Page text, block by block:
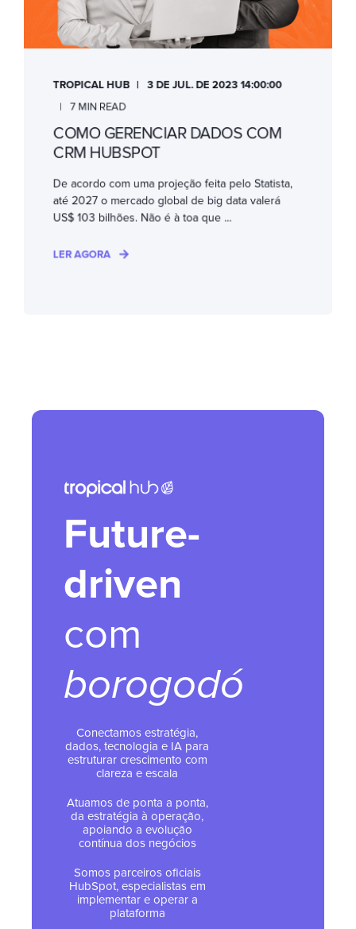
TROPICAL HUB
3 DE JUL. DE 2023 14:00:00
7 MIN READ
COMO GERENCIAR DADOS COM
CRM HUBSPOT
De acordo com uma projeção feita pelo Statista,
até 2027 o mercado global de big data valerá
US$ 103 bilhões. Não é à toa que ...
LER AGORA
Future-
driven
com
borogodó
Conectamos estratégia,
dados, tecnologia e IA para
estruturar crescimento com
clareza e escala
Atuamos de ponta a ponta,
da estratégia à operação,
apoiando a evolução
contínua dos negócios
Somos parceiros oficiais
HubSpot, especialistas em
implementar e operar a
plataforma